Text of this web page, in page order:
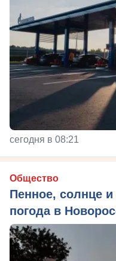
сегодня в 08:21
Общество
Пенное, солнце
погода в